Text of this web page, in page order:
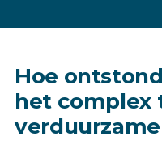
Hoe
het complex